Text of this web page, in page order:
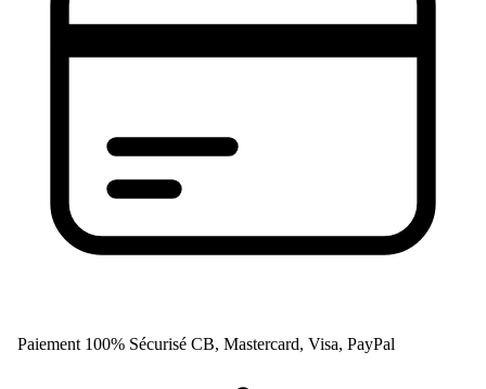
Paiement 100% Sécurisé CB, Mastercard, Visa, PayPal